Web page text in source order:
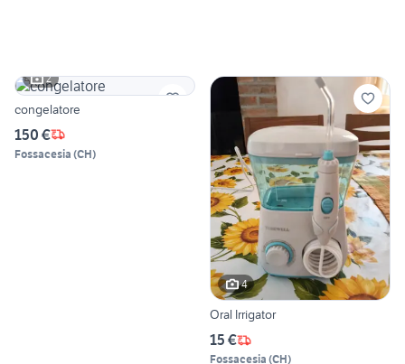
2
congelatore
150 €
Fossacesia (CH)
4
Oral Irrigator
15 €
Fossacesia (CH)